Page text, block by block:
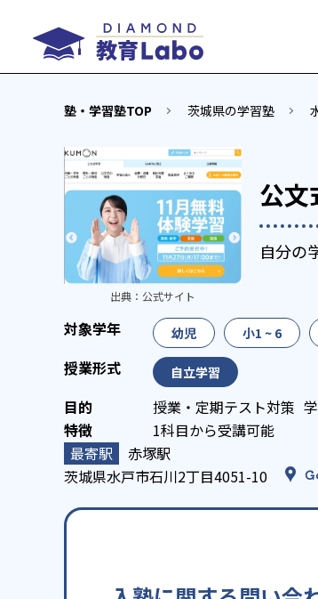
塾・学習塾TOP 茨城県の学習塾
公文
自分の
出典： 公式サイト
幼児 小1 ~ 6
自立学習
授業・定期テスト対策
1科目から受講可能
赤塚駅
茨城県水戸市石川2丁目4051-10